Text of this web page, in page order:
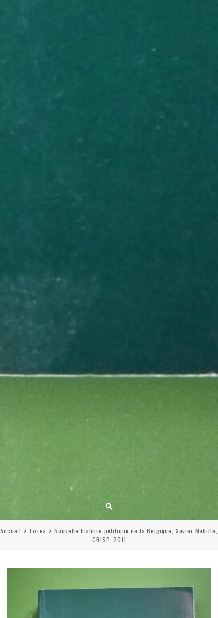
Accueil Livres
Nouvelle histoire politique de la Belgique, Xavier Mabille,
CRISP, 2011